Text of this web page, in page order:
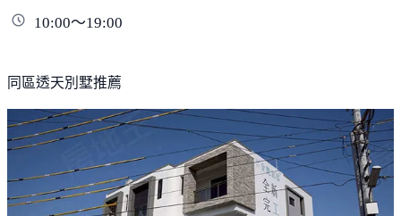
10:00～19:00
同區透天別墅推薦